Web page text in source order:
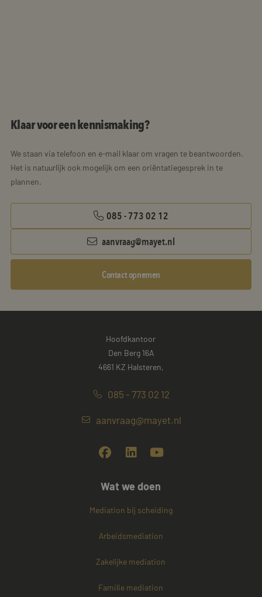
Klaar voor een kennismaking?
We staan via telefoon en e-mail klaar om vragen te beantwoorden.
Het is natuurlijk ook mogelijk om een oriëntatiegesprek in te
plannen.
085 - 773 02 12
aanvraag@mayet.nl
Contact opnemen
Hoofdkantoor
Den Berg 16A
4661 KZ Halsteren,
085 - 773 02 12
aanvraag@mayet.nl
Wat we doen
Mediation bij scheiding
Arbeidsmediation
Zakelijke mediation
Familie mediation